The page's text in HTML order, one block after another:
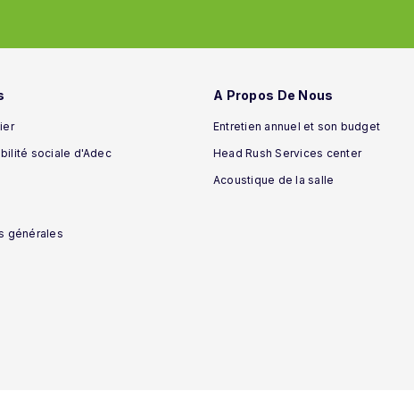
sociale d'Adec
générales
A Propos De Nous
Entretien annuel et son budget
Head Rush Services center
Acoustique de la salle